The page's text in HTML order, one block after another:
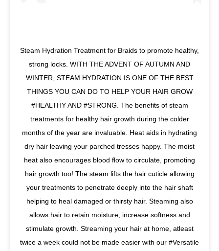
Steam Hydration Treatment for Braids to promote healthy,
strong locks. WITH THE ADVENT OF AUTUMN AND
WINTER, STEAM HYDRATION IS ONE OF THE BEST
THINGS YOU CAN DO TO HELP YOUR HAIR GROW
#HEALTHY AND #STRONG. The benefits of steam
treatments for healthy hair growth during the colder
months of the year are invaluable. Heat aids in hydrating
dry hair leaving your parched tresses happy. The moist
heat also encourages blood flow to circulate, promoting
hair growth too! The steam lifts the hair cuticle allowing
your treatments to penetrate deeply into the hair shaft
helping to heal damaged or thirsty hair. Steaming also
allows hair to retain moisture, increase softness and
stimulate growth. Streaming your hair at home, atleast
twice a week could not be made easier with our #Versatile